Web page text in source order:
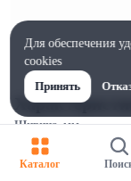
Ширина, мм
Высота, мм
Каталог
Для обеспечения
cookies
Принять